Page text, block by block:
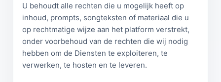
U behoudt alle rechten die u mogelijk heeft op
inhoud, prompts, songteksten of materiaal die u
op rechtmatige wijze aan het platform verstrekt,
onder voorbehoud van de rechten die wij nodig
hebben om de Diensten te exploiteren, te
verwerken, te hosten en te leveren.